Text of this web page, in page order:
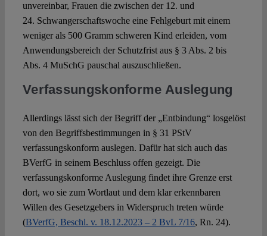
unvereinbar, Frauen die zwischen der 12. und
24. Schwangerschaftswoche eine Fehlgeburt mit einem
weniger als 500 Gramm schweren Kind erleiden, vom
Anwendungsbereich der Schutzfrist aus § 3 Abs. 2 bis
Abs. 4 MuSchG pauschal auszuschließen.
Verfassungskonforme Auslegung
Allerdings lässt sich der Begriff der „Entbindung“ losgelöst
von den Begriffsbestimmungen in § 31 PStV
verfassungskonform auslegen. Dafür hat sich auch das
BVerfG in seinem Beschluss offen gezeigt. Die
verfassungskonforme Auslegung findet ihre Grenze erst
dort, wo sie zum Wortlaut und dem klar erkennbaren
Willen des Gesetzgebers in Widerspruch treten würde
(BVerfG, Beschl. v. 18.12.2023 – 2 BvL 7/16, Rn. 24).